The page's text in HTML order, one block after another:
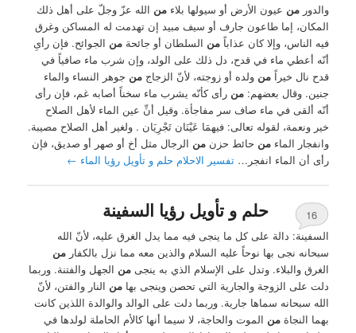
والدورمن عيون الأرض أو سيولها بلاءمن الله عزّ وجلّ على أهل ذلك
المكان، إما طاعون جارف أو سيف مبيد إن تهدمت له المساكن وغرق
فيه الناس، وإلا كان عذاباًمن السلطان أو جائحةمن الجوائح. فإن رأىِ
أنّه أعطي ماء في قدح، دل ذلك على الولد، وإن شرب ماء صافياً في
قدح نال خيراًمن ولده أو زوجته، لأنّ الزجاجمن جوهر النساء والماء
جنين. وقال بعضهم:من رأى كأنّه يشرب ماء سخناً أصابه غم، فإن رأى
أنّه ألقى في ماء صاف سر مفاجأة. وقيل أنِّ عين الماء لأهل الصلاح
خير ونعمة، لقوله تعالى: فيهمَا عَيْنَان تَجْرِيَان . ولغير أهل الصلاح مصيبة.
وانفجار الماءمن حائط حزنمن الرجال مثل أخ أو صهر أو صديق، فإن
رأى أن الماء انفجر…تفسير الاحلام حلم و تأويل رؤيا الماء ←
حلم و تأويل رؤيا السفينة
16
السفينة: دالة على كل ما ينجى فيه مما يدل الغرق عليه، لأنّ الله
سبحانه نجى بها نوحاً عليه السلام والذين معه مما نزل بالكفارمن
الغرق والبلاء. وتدل على الإسلام الذي به ينجىمن الجهل والفتنة. وربما
دلت على الزوجة والجارية التي تحصن وينجى بهامن النار والفتن، لأنّ
الله سبحانه سماها جارية. وربما دلت على الوالد والوالدة اللذين كانت
بهما النجاةمن الموت والحاجة، لا سيما أنها كالأم الحاملة لولدها في